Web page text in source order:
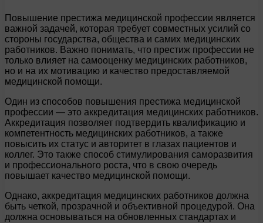
Повышение престижа медицинской профессии является
важной задачей, которая требует совместных усилий со
стороны государства, общества и самих медицинских
работников. Важно понимать, что престиж профессии не
только влияет на самооценку медицинских работников,
но и на их мотивацию и качество предоставляемой
медицинской помощи.
Один из способов повышения престижа медицинской
профессии — это аккредитация медицинских работников.
Аккредитация позволяет подтвердить квалификацию и
компетентность медицинских работников, а также
повысить их статус и авторитет в глазах пациентов и
коллег. Это также способ стимулирования саморазвития
и профессионального роста, что в свою очередь
повышает качество медицинской помощи.
Однако, аккредитация медицинских работников должна
быть четкой, прозрачной и объективной процедурой. Она
должна основываться на обновленных стандартах и